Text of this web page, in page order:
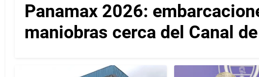
Panamax 2026:
maniobras cerca del Canal